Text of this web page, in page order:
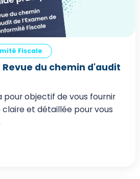
Fiscale
du chemin d'audit
pour objectif de vous fournir
et détaillée pour vous